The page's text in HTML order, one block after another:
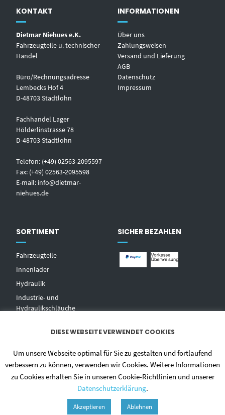
KONTAKT
Dietmar Niehues e.K.
Fahrzeugteile u. technischer
Handel
Büro/Rechnungsadresse
Lembecks Hof 4
D-48703 Stadtlohn
Fachhandel Lager
Hölderlinstrasse 78
D-48703 Stadtlohn
Telefon: (+49) 02563-2095597
Fax: (+49) 02563-2095598
E-mail: info@dietmar-
niehues.de
INFORMATIONEN
Über uns
Zahlungsweisen
Versand und Lieferung
AGB
Datenschutz
Impressum
SORTIMENT
Fahrzeugteile
Innenlader
Hydraulik
Industrie- und
Hydraulikschläuche
Zentralschmierungen
Hochdruckwaschgeräte und
SICHER BEZAHLEN
DIESE WEBSEITE VERWENDET COOKIES
Um unsere Webseite optimal für Sie zu gestalten und fortlaufend
verbessern zu können, verwenden wir Cookies. Weitere Informationen
zu Cookies erhalten Sie in unseren Cookie-Richtlinien und unserer
Datenschutzerklärung.
Akzeptieren Ablehnen